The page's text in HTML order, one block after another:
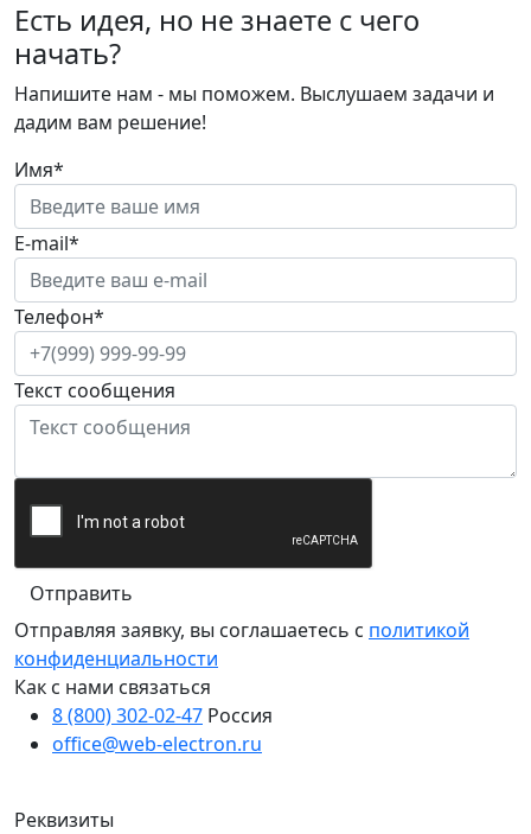
Есть идея, но не знаете с чего
начать?
Напишите нам - мы поможем. Выслушаем задачи и
дадим вам решение!
Имя*
E-mail*
Телефон*
Текст сообщения
Отправить
Отправляя заявку, вы соглашаетесь с политикой
конфиденциальности
Как с нами связаться
8 (800) 302-02-47 Россия
office@web-electron.ru
Реквизиты